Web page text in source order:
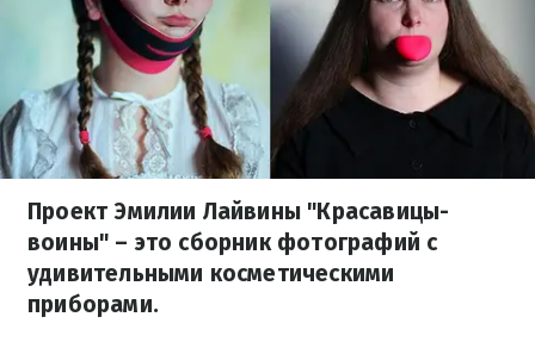
Проект Эмилии Лайвины "Красавицы-
воины" – это сборник фотографий с
удивительными косметическими
приборами.